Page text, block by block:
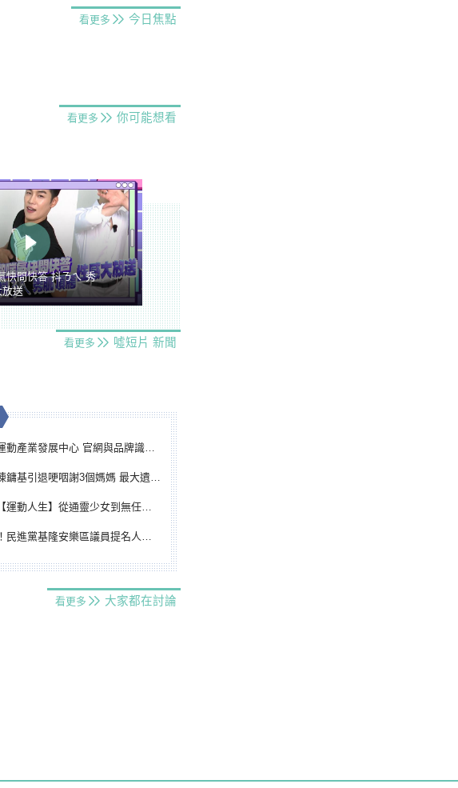
看更多 今日焦點
看更多 你可能想看
快問快答 抖ㄋㄟ 秀
放送
看更多 噓短片 新聞
產業發展中心 官網與品牌識別標誌重磅啟用
基引退哽咽謝3個媽媽 最大遺憾無緣大聯盟
生】從通靈少女到無任所大使 劉柏君女裁判人生國際發光
黨基隆安樂區議員提名人黃永翔突被除名 將另提他人
看更多 大家都在討論